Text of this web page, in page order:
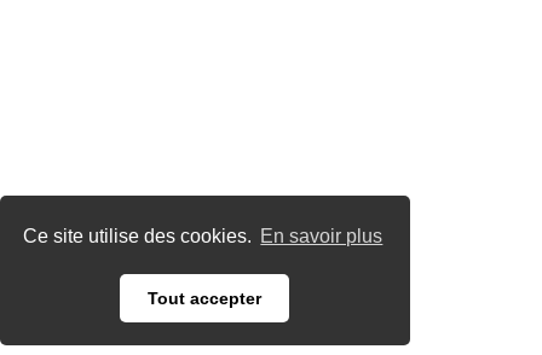
Ce site utilise des cookies. En savoir plus
Tout accepter